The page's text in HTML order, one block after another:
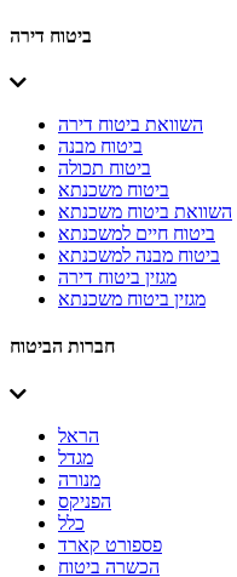
ביטוח דירה
השוואת ביטוח דירה
ביטוח מבנה
ביטוח תכולה
ביטוח משכנתא
השוואת ביטוח משכנתא
ביטוח חיים למשכנתא
ביטוח מבנה למשכנתא
מגזין ביטוח דירה
מגזין ביטוח משכנתא
חברות הביטוח
הראל
מגדל
מנורה
הפניקס
כלל
פספורט קארד
הכשרה ביטוח